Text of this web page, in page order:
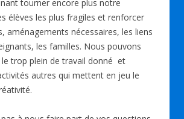
tourner encore plus notre
élèves les plus fragiles et renforcer
aménagements nécessaires, les liens
les familles. Nous pouvons
trop plein de travail donné et
autres qui mettent en jeu le